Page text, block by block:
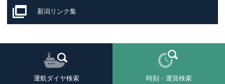
新潟リンク集
運航ダイヤ検索 時刻・運賃検索